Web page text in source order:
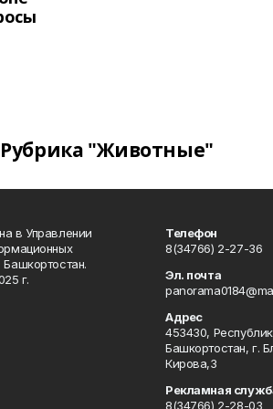
Рубрика "Животные"
в Управлении
г.
Телефон
8(34766) 2-27-36
Эл. почта
Адрес
453430,
Башкортостан, г.
Кирова,3
Рекламная
8(34766) 2-28-03